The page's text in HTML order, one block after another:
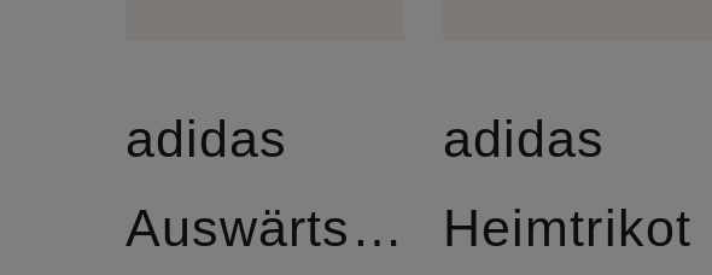
adidas
Auswärtstrikot
adidas
Heimtrikot